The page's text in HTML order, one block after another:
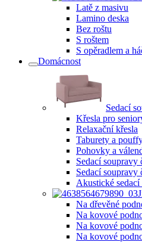
Latě z masivu
Lamino deska
Bez roštu
S roštem
S opěradlem a
Domácnost
Sedací
Křesla pro
Relaxační křesla
Taburety a
Pohovky a
Sedací soupravy
Sedací soupravy
Akustické
Na dřevěné
Na kovové
Na kovové
Na kovové